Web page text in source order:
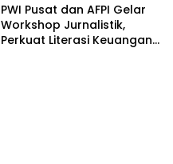
PWI Pusat dan AFPI Gelar
Workshop Jurnalistik,
Perkuat Literasi Keuangan